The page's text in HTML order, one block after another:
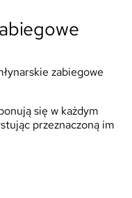
zabiegowe
się w każdym
przeznaczoną im